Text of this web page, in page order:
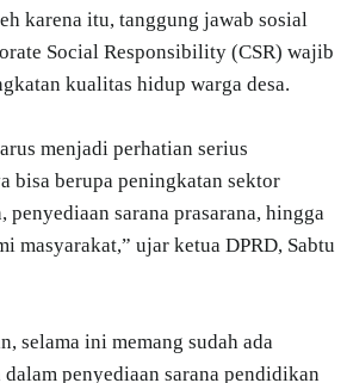
karena itu, tanggung jawab sosial
Social Responsibility (CSR) wajib
kualitas hidup warga desa.
menjadi perhatian serius
bisa berupa peningkatan sektor
penyediaan sarana prasarana, hingga
masyarakat,” ujar ketua DPRD, Sabtu
selama ini memang sudah ada
penyediaan sarana pendidikan